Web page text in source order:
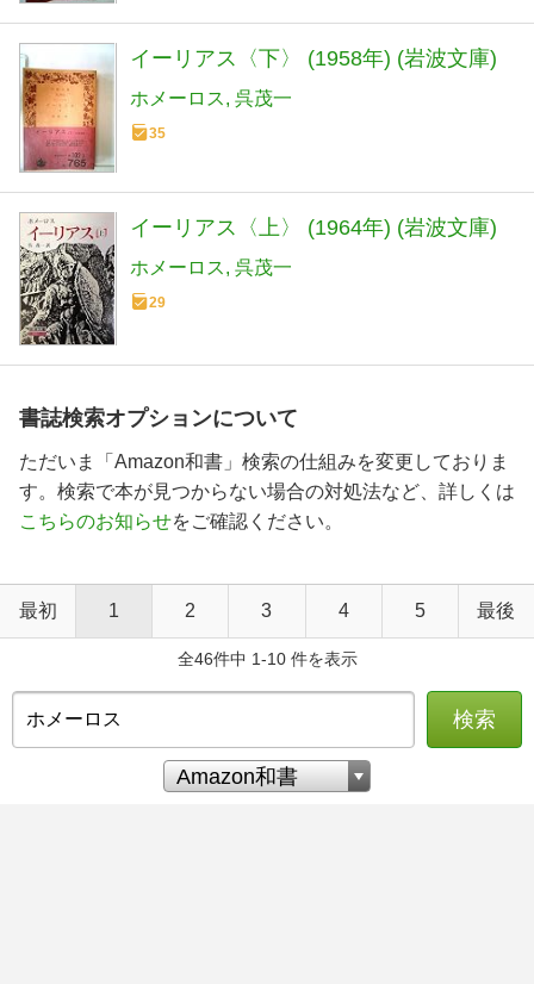
イーリアス〈下〉 (1958年) (岩波文庫)
ホメーロス 呉茂一
35
イーリアス〈上〉 (1964年) (岩波文庫)
ホメーロス 呉茂一
29
書誌検索オプションについて
ただいま「Amazon和書」検索の仕組みを変更しておりま
す。検索で本が見つからない場合の対処法など、詳しくは
こちらのお知らせをご確認ください。
最初 1 2 3 4 5 最後
全46件中 1-10 件を表示
検索